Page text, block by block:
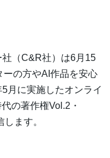
（C&R社）は6月15
ーの方やAI作品を安心
月に実施したオンライ
の著作権Vol.2・
ます。